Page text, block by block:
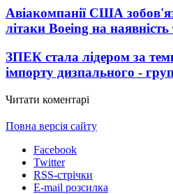
Авіакомпанії США
літаки Boeing на
ЗПЕК стала лідером за
імпорту дизпального -
Читати коментарі
Повна версія сайту
Facebook
Twitter
RSS-стрічки
E-mail розсилка